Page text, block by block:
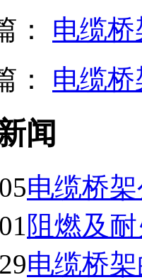
： 电缆
： 电缆
闻
电缆桥
阻燃及
电缆桥